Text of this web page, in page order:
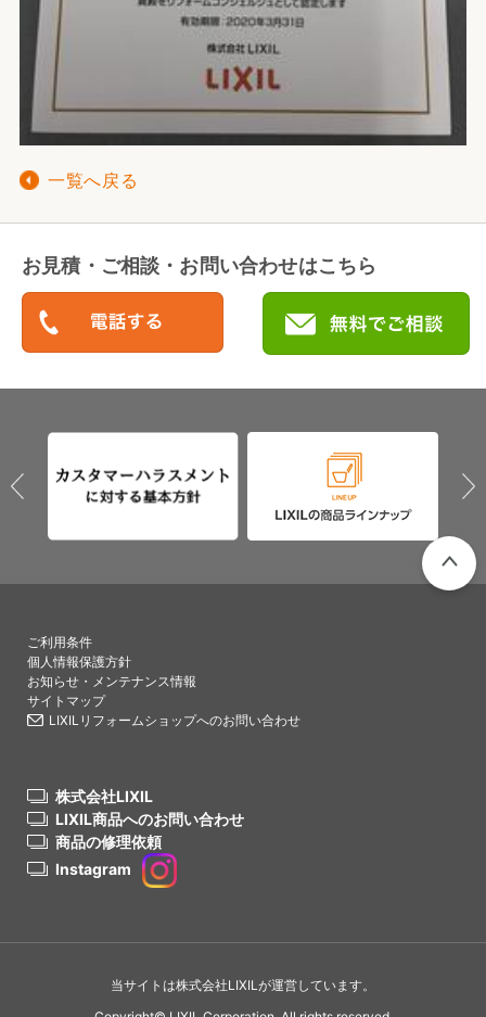
一覧へ戻る
お見積・ご相談・お問い合わせはこちら
ご利用条件
個人情報保護方針
お知らせ・メンテナンス情報
サイトマップ
LIXILリフォームショップへのお問い合わせ
株式会社LIXIL
LIXIL商品へのお問い合わせ
商品の修理依頼
Instagram
当サイトは株式会社LIXILが運営しています。